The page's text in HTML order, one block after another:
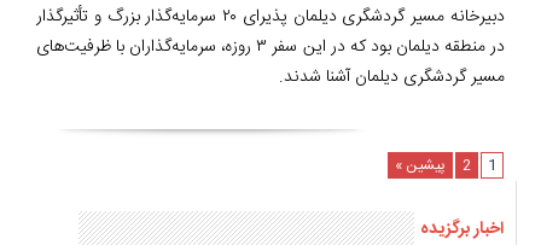
دبیرخانه مسیر گردشگری دیلمان پذیرای ۲۰ سرمایه‌گذار بزرگ و تأثیرگذار
در منطقه دیلمان بود که در این سفر ۳ روزه، سرمایه‌گذاران با ظرفیت‌های
مسیر گردشگری دیلمان آشنا شدند.
1
2 پیشین »
اخبار برگزیده